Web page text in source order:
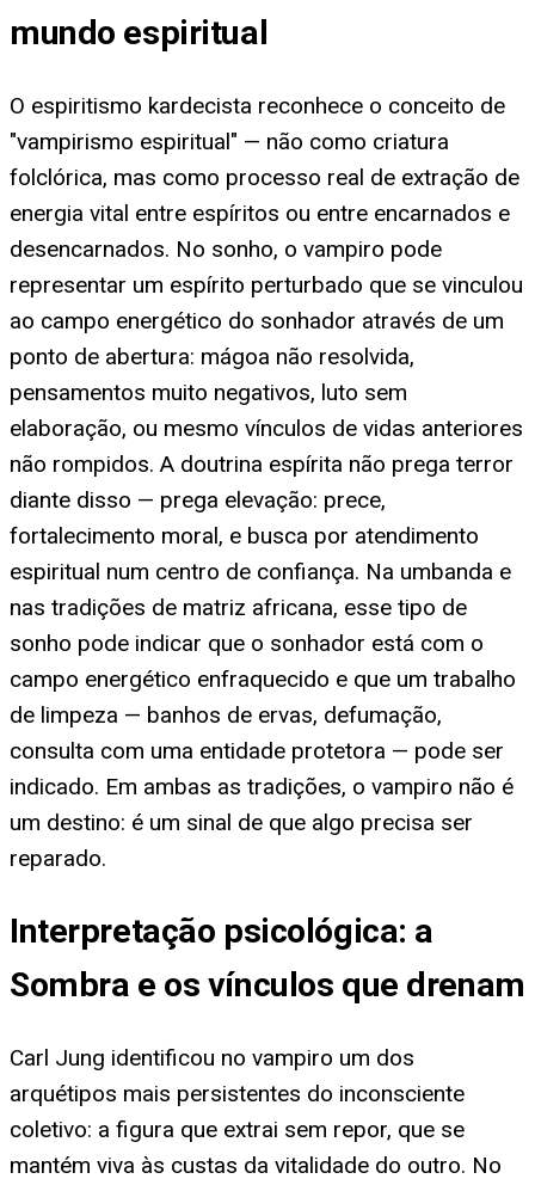
mundo espiritual
O espiritismo kardecista reconhece o conceito de
"vampirismo espiritual" — não como criatura
folclórica, mas como processo real de extração de
energia vital entre espíritos ou entre encarnados e
desencarnados. No sonho, o vampiro pode
representar um espírito perturbado que se vinculou
ao campo energético do sonhador através de um
ponto de abertura: mágoa não resolvida,
pensamentos muito negativos, luto sem
elaboração, ou mesmo vínculos de vidas anteriores
não rompidos. A doutrina espírita não prega terror
diante disso — prega elevação: prece,
fortalecimento moral, e busca por atendimento
espiritual num centro de confiança. Na umbanda e
nas tradições de matriz africana, esse tipo de
sonho pode indicar que o sonhador está com o
campo energético enfraquecido e que um trabalho
de limpeza — banhos de ervas, defumação,
consulta com uma entidade protetora — pode ser
indicado. Em ambas as tradições, o vampiro não é
um destino: é um sinal de que algo precisa ser
reparado.
Interpretação psicológica: a
Sombra e os vínculos que drenam
Carl Jung identificou no vampiro um dos
arquétipos mais persistentes do inconsciente
coletivo: a figura que extrai sem repor, que se
mantém viva às custas da vitalidade do outro. No